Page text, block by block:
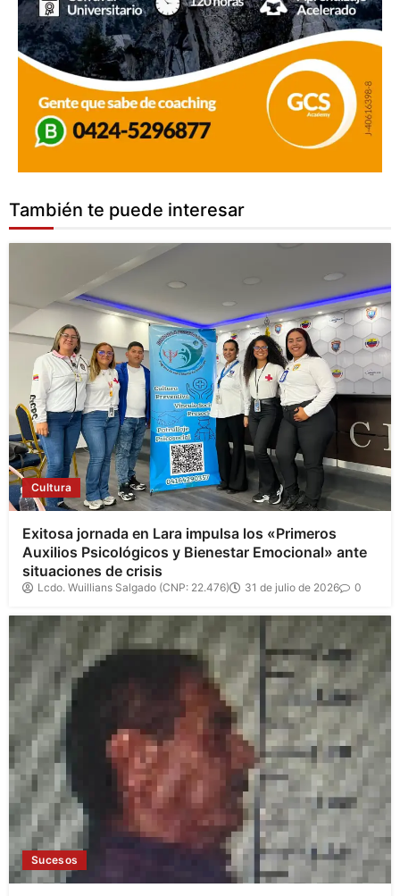
También te puede interesar
Cultura
Exitosa jornada en Lara impulsa los «Primeros
Auxilios Psicológicos y Bienestar Emocional» ante
situaciones de crisis
Lcdo. Wuillians Salgado (CNP: 22.476) 31 de julio de 2026 0
Sucesos